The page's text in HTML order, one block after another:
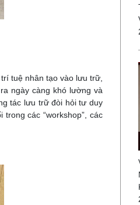
tuệ nhân tạo vào lưu trữ,
ngày càng khó lường và
tác lưu trữ đòi hỏi tư duy
các “workshop”, các